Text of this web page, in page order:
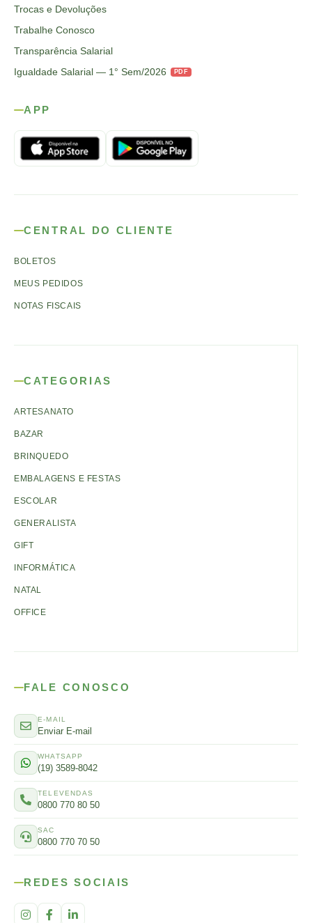
Trocas e Devoluções
Trabalhe Conosco
Transparência Salarial
Igualdade Salarial — 1° Sem/2026
PDF
APP
CENTRAL DO CLIENTE
BOLETOS
MEUS PEDIDOS
NOTAS FISCAIS
CATEGORIAS
ARTESANATO
BAZAR
BRINQUEDO
EMBALAGENS E FESTAS
ESCOLAR
GENERALISTA
GIFT
INFORMÁTICA
NATAL
OFFICE
FALE CONOSCO
E-MAIL
Enviar E-mail
WHATSAPP
(19) 3589-8042
TELEVENDAS
0800 770 80 50
SAC
0800 770 70 50
REDES SOCIAIS